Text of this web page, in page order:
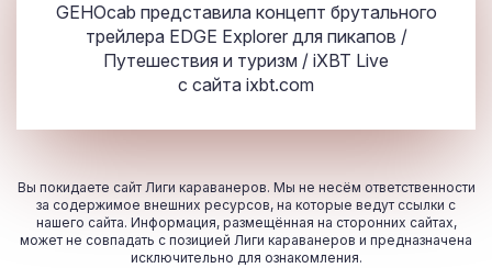
GEHOcab представила концепт брутального
трейлера EDGE Explorer для пикапов /
Путешествия и туризм / iXBT Live
с сайта ixbt.com
Вы покидаете сайт Лиги караванеров. Мы не несём ответственности
за содержимое внешних ресурсов, на которые ведут ссылки с
нашего сайта. Информация, размещённая на сторонних сайтах,
может не совпадать с позицией Лиги караванеров и предназначена
исключительно для ознакомления.